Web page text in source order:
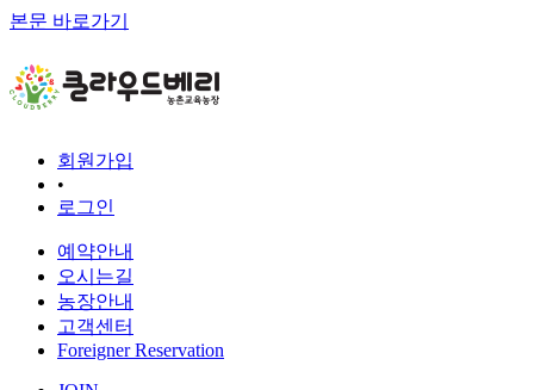
본문 바로가기
회원가입
•
로그인
예약안내
오시는길
농장안내
고객센터
Foreigner Reservation